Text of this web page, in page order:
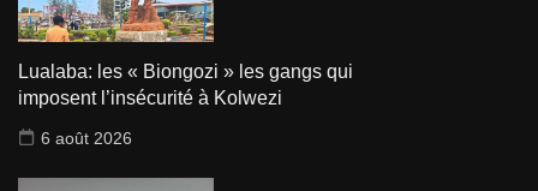
Lualaba: les « Biongozi » les gangs qui
imposent l’insécurité à Kolwezi
6 août 2026